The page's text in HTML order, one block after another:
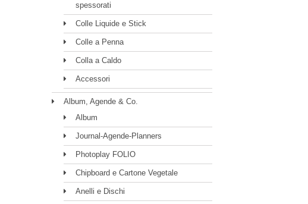
spessorati
Colle Liquide e Stick
Colle a Penna
Colla a Caldo
Accessori
Album, Agende & Co.
Album
Journal-Agende-Planners
Photoplay FOLIO
Chipboard e Cartone Vegetale
Anelli e Dischi